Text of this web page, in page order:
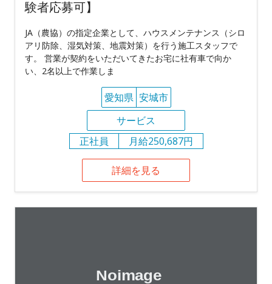
験者応募可】
JA（農協）の指定企業として、ハウスメンテナンス（シロ
アリ防除、湿気対策、地震対策）を行う施工スタッフで
す。 営業が契約をいただいてきたお宅に社有車で向か
い、2名以上で作業しま
愛知県 安城市
サービス
正社員
月給250,687円
詳細を見る